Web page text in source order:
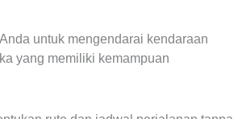
untuk mengendarai kendaraan
yang memiliki kemampuan